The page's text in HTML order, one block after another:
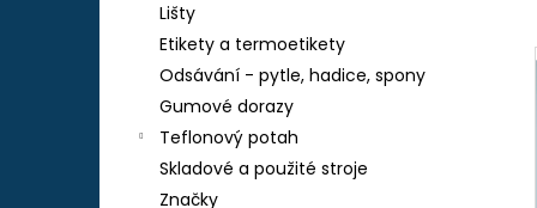
Lišty
Etikety a termoetikety
Odsávání - pytle, hadice, spony
Gumové dorazy
Teflonový potah
Skladové a použité stroje
Značky